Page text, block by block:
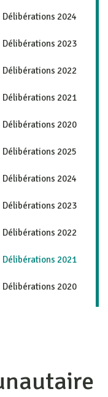
Délibérations 2024
Délibérations 2023
Délibérations 2022
Délibérations 2021
Délibérations 2020
2025
2024
Délibérations 2023
2022
Délibérations 2021
Délibérations 2020